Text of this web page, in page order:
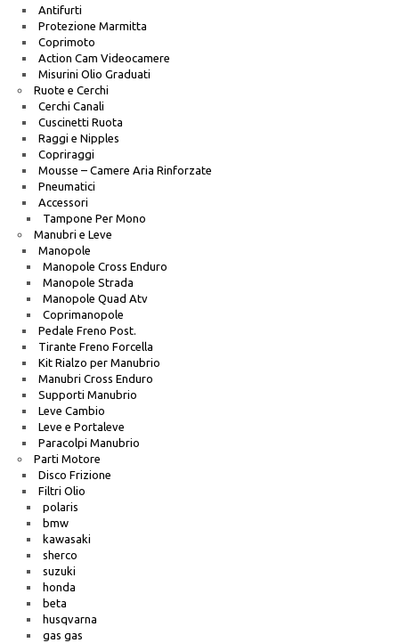
Antifurti
Protezione Marmitta
Coprimoto
Action Cam Videocamere
Misurini Olio Graduati
Ruote e Cerchi
Cerchi Canali
Cuscinetti Ruota
Raggi e Nipples
Copriraggi
Mousse – Camere Aria Rinforzate
Pneumatici
Accessori
Tampone Per Mono
Manubri e Leve
Manopole
Manopole Cross Enduro
Manopole Strada
Manopole Quad Atv
Coprimanopole
Pedale Freno Post.
Tirante Freno Forcella
Kit Rialzo per Manubrio
Manubri Cross Enduro
Supporti Manubrio
Leve Cambio
Leve e Portaleve
Paracolpi Manubrio
Parti Motore
Disco Frizione
Filtri Olio
polaris
bmw
kawasaki
sherco
suzuki
honda
beta
husqvarna
gas gas